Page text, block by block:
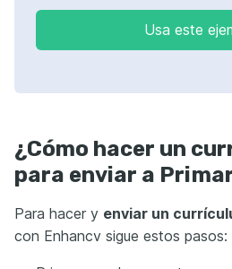
Usa este
¿Cómo hacer un
para enviar a
Para hacer y enviar un
con Enhancv sigue estos pasos: